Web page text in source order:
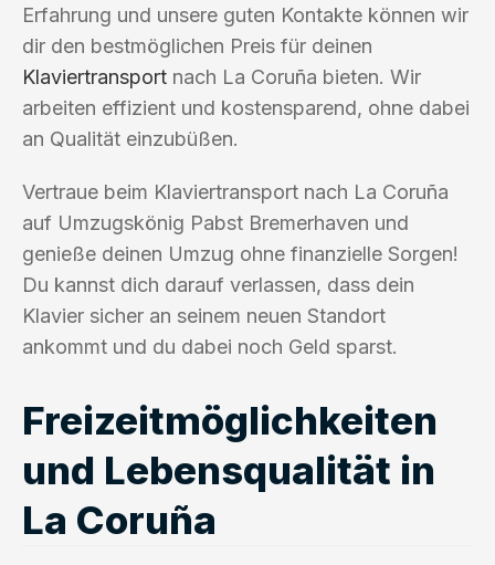
Erfahrung und unsere guten Kontakte können wir
dir den bestmöglichen Preis für deinen
Klaviertransport nach La Coruña bieten. Wir
arbeiten effizient und kostensparend, ohne dabei
an Qualität einzubüßen.
Vertraue beim Klaviertransport nach La Coruña
auf Umzugskönig Pabst Bremerhaven und
genieße deinen Umzug ohne finanzielle Sorgen!
Du kannst dich darauf verlassen, dass dein
Klavier sicher an seinem neuen Standort
ankommt und du dabei noch Geld sparst.
Freizeitmöglichkeiten
und Lebensqualität in
La Coruña